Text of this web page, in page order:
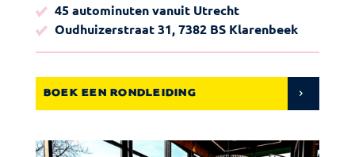
45 autominuten vanuit Utrecht
Oudhuizerstraat 31, 7382 BS Klarenbeek
BOEK EEN RONDLEIDING